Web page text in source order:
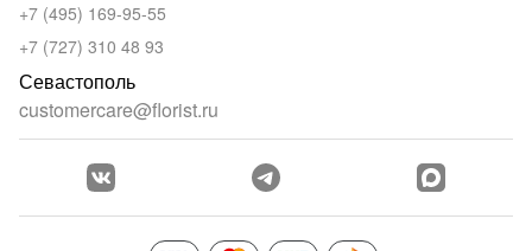
+7 (495) 169-95-55
+7 (727) 310 48 93
Севастополь
customercare@florist.ru